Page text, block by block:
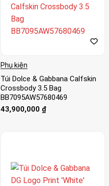
Phụ kiện
Túi Dolce & Gabbana Calfskin
Crossbody 3.5 Bag
BB7095AW57680469
43,900,000 ₫